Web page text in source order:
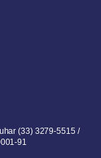
(33) 3279-5515 /
91